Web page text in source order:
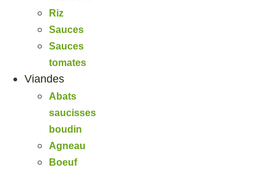
Riz
Sauces
Sauces
tomates
Viandes
Abats
saucisses
boudin
Agneau
Boeuf